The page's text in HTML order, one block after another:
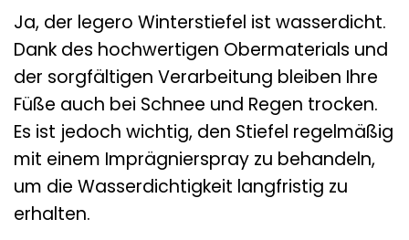
Ja, der legero Winterstiefel ist wasserdicht.
Dank des hochwertigen Obermaterials und
der sorgfältigen Verarbeitung bleiben Ihre
Füße auch bei Schnee und Regen trocken.
Es ist jedoch wichtig, den Stiefel regelmäßig
mit einem Imprägnierspray zu behandeln,
um die Wasserdichtigkeit langfristig zu
erhalten.